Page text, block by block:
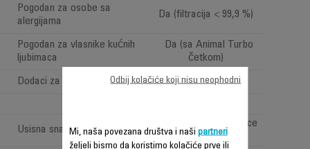
Pogodan za osobe sa
alergijama
Da (filtracija < 99,9 %)
Pogodan za vlasnike kućnih
ljubimaca
Da (sa Animal Turbo
četkom)
Dodaci za automobil
Usisna snaga (Air Watt)
Very high performance
(>150AW)
Mi, naša povezana društva i naši partneri
željeli bismo da koristimo kolačiće prve ili
Odbij kolačiće koji nisu neophodni